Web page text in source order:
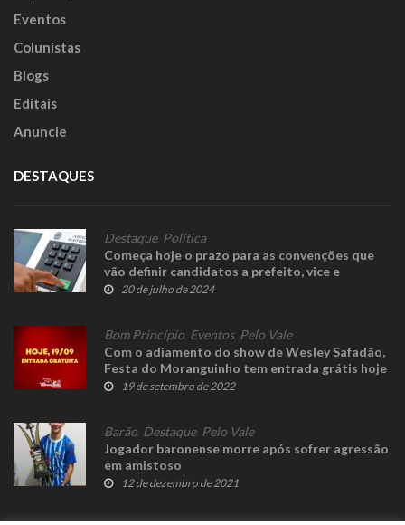
Eventos
Colunistas
Blogs
Editais
Anuncie
DESTAQUES
Destaque, Política
Começa hoje o prazo para as convenções que
vão definir candidatos a prefeito, vice e
vereadores
20 de julho de 2024
Bom Princípio Eventos, Pelo Vale
Com o adiamento do show de Wesley Safadão,
Festa do Moranguinho tem entrada grátis hoje
19 de setembro de 2022
Barão Destaque, Pelo Vale
Jogador baronense morre após sofrer agressão
em amistoso
12 de dezembro de 2021